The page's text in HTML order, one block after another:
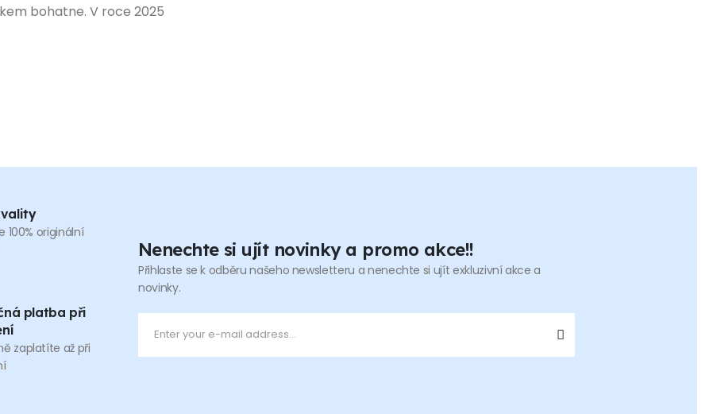
bohatne. V roce 2025
100% originální
platba při
zaplatíte až při
Nenechte si ujít novinky a promo akce!!
Přihlaste se k odběru našeho newsletteru a nenechte si ujít exkluzivní akce a
novinky.